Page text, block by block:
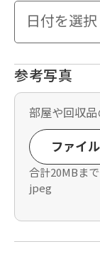
参考写真
部屋や回収品
ファイ
合計20MBま
jpeg